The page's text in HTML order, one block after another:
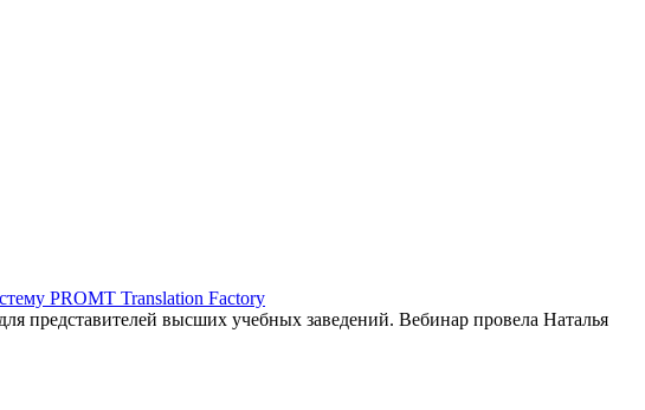
PROMT Translation Factory
представителей высших учебных заведений. Вебинар провела Наталья